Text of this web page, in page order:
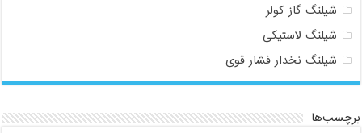
شیلنگ گاز کولر
شیلنگ لاستیکی
شیلنگ نخدار فشار قوی
برچسب‌ها
021-33112528